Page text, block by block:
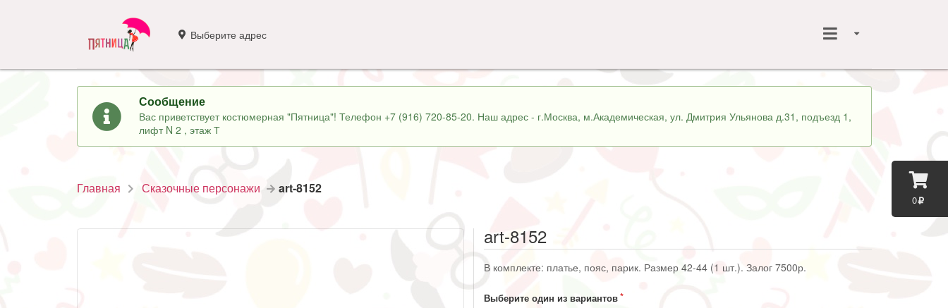
0
Выберите адрес
Сообщение
Вас приветствует костюмерная "Пятница"! Телефон +7 (916) 720-85-20. Наш адрес - г.Москва, м.Академическая, ул. Дмитрия Ульянова д.31, подъезд 1,
лифт N 2 , этаж Т
Главная Сказочные персонажи art-8152
art-8152
В комплекте: платье, пояс, парик. Размер 42-44 (1 шт.). Залог 7500р.
Выберите один из вариантов